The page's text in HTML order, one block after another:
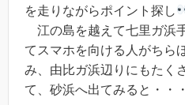
を走りながらポイント探し
江の島を越えて七里ガ浜
てスマホを向ける人がちら
み、由比ガ浜辺りにもたく
て、砂浜へ出てみると・・